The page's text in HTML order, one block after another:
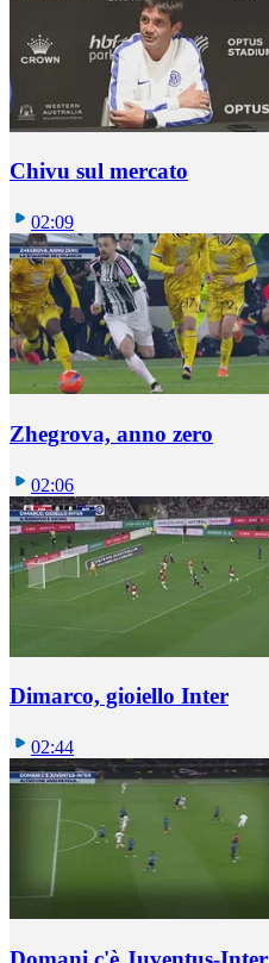
Chivu sul mercato
02:09
Zhegrova, anno zero
02:06
Dimarco, gioiello Inter
02:44